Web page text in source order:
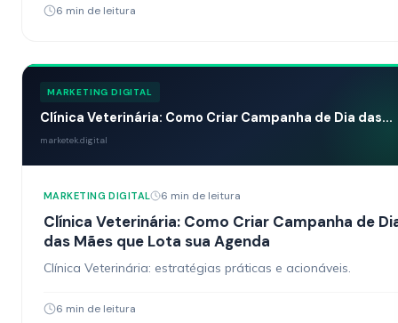
6 min de leitura
MARKETING DIGITAL
Clínica Veterinária: Como Criar Campanha de Dia das...
marketek.digital
MARKETING DIGITAL 6 min de leitura
Clínica Veterinária: Como Criar Campanha de
das Mães que Lota sua Agenda
Clínica Veterinária: estratégias práticas e acionáveis.
6 min de leitura